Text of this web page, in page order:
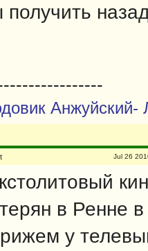
получить
Анжуйский-
Jul 26
в Ренне
у